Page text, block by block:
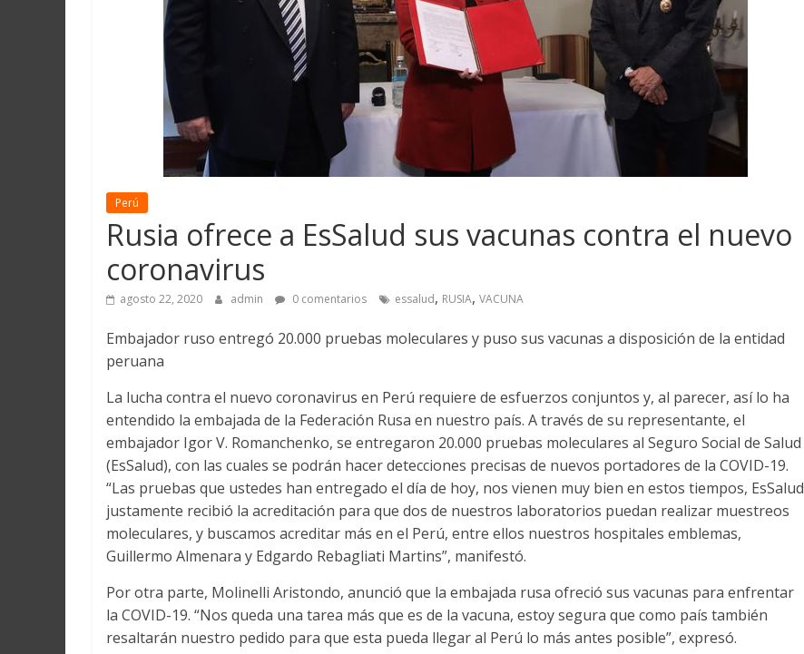
Perú
Rusia ofrece a EsSalud sus vacunas contra el nuevo
coronavirus
agosto 22, 2020 admin 0 comentarios essalud, RUSIA, VACUNA
Embajador ruso entregó 20.000 pruebas moleculares y puso sus vacunas a disposición de la entidad
peruana
La lucha contra el nuevo coronavirus en Perú requiere de esfuerzos conjuntos y, al parecer, así lo ha
entendido la embajada de la Federación Rusa en nuestro país. A través de su representante, el
embajador Igor V. Romanchenko, se entregaron 20.000 pruebas moleculares al Seguro Social de Salud
(EsSalud), con las cuales se podrán hacer detecciones precisas de nuevos portadores de la COVID-19.
“Las pruebas que ustedes han entregado el día de hoy, nos vienen muy bien en estos tiempos, EsSalud
justamente recibió la acreditación para que dos de nuestros laboratorios puedan realizar muestreos
moleculares, y buscamos acreditar más en el Perú, entre ellos nuestros hospitales emblemas,
Guillermo Almenara y Edgardo Rebagliati Martins”, manifestó.
Por otra parte, Molinelli Aristondo, anunció que la embajada rusa ofreció sus vacunas para enfrentar
la COVID-19. “Nos queda una tarea más que es de la vacuna, estoy segura que como país también
resaltarán nuestro pedido para que esta pueda llegar al Perú lo más antes posible”, expresó.